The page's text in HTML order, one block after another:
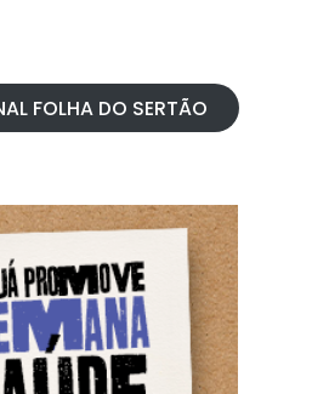
FOLHA DO SERTÃO